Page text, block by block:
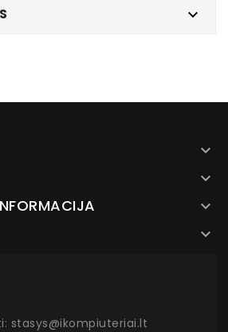





stasys@ikompiuteriai.lt